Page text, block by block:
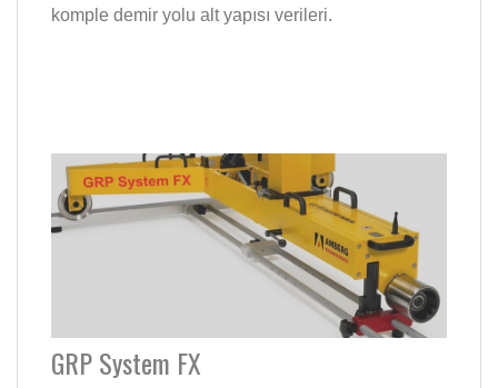
komple demir yolu alt yapısı verileri.
GRP System FX